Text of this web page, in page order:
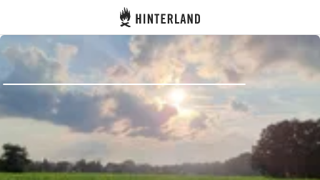
Hinterland
Iniciar sesión
Registrarse